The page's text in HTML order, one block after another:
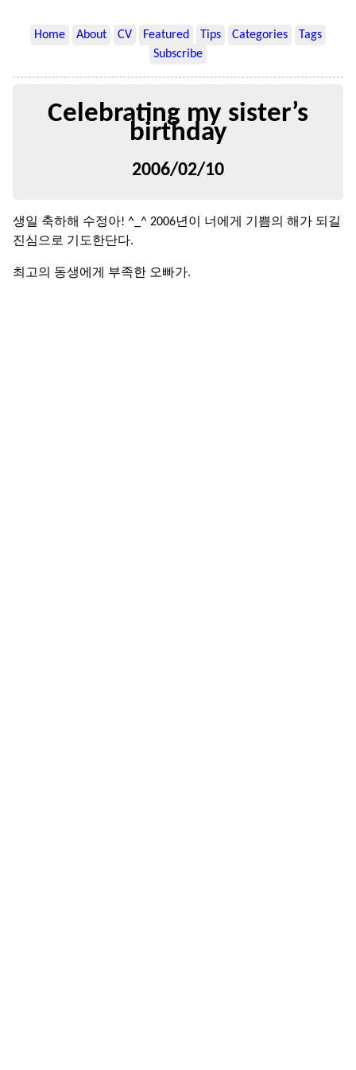
Home About CV Featured Tips Categories
Tags
Subscribe
Celebrating my sister’s
birthday
2006/02/10
생일 축하해 수정아! ^_^ 2006년이 너에게 기쁨의 해가 되길
진심으로 기도한단다.
최고의 동생에게 부족한 오빠가.